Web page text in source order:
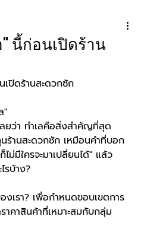
นี้ก่อนเปิดร้าน
ปิดร้านสะดวกซัก
"
เลยว่า ทำเลคือสิ่งสำคัญที่สุด
ร้านสะดวกซัก เหมือนคำที่บอก
ม่มีใครจะมาเปลี่ยนได้" แล้ว
รบ้าง?
งเรา? เพื่อกำหนดขอบเขตการ
าคาสินค้าที่เหมาะสมกับกลุ่ม